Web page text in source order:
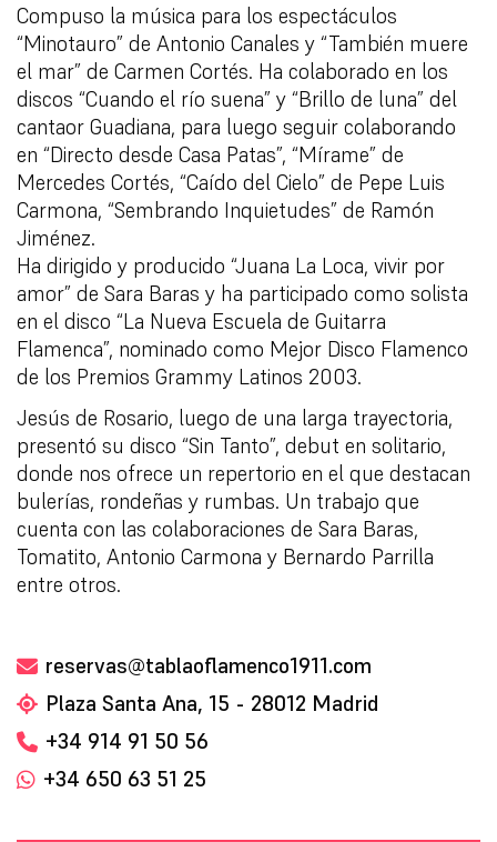
Compuso la música para los espectáculos
“Minotauro” de Antonio Canales y “También muere
el mar” de Carmen Cortés. Ha colaborado en los
discos “Cuando el río suena” y “Brillo de luna” del
cantaor Guadiana, para luego seguir colaborando
en “Directo desde Casa Patas”, “Mírame” de
Mercedes Cortés, “Caído del Cielo” de Pepe Luis
Carmona, “Sembrando Inquietudes” de Ramón
Jiménez.
Ha dirigido y producido “Juana La Loca, vivir por
amor” de Sara Baras y ha participado como solista
en el disco “La Nueva Escuela de Guitarra
Flamenca”, nominado como Mejor Disco Flamenco
de los Premios Grammy Latinos 2003.
Jesús de Rosario, luego de una larga trayectoria,
presentó su disco “Sin Tanto”, debut en solitario,
donde nos ofrece un repertorio en el que destacan
bulerías, rondeñas y rumbas. Un trabajo que
cuenta con las colaboraciones de Sara Baras,
Tomatito, Antonio Carmona y Bernardo Parrilla
entre otros.
reservas@tablaoflamenco1911.com
Plaza Santa Ana, 15 - 28012 Madrid
+34 914 91 50 56
+34 650 63 51 25